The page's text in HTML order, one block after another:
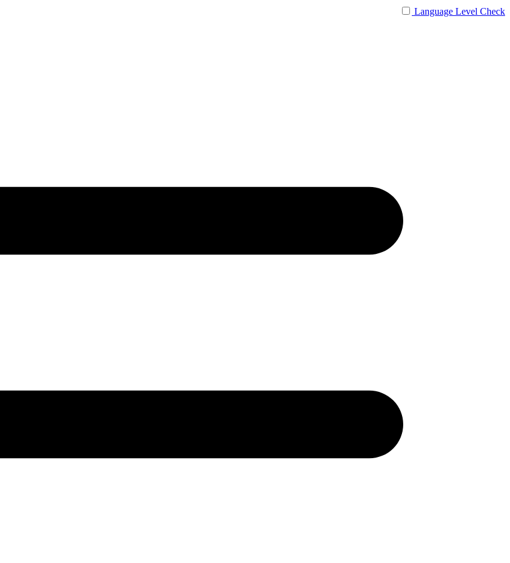
Language Level Check